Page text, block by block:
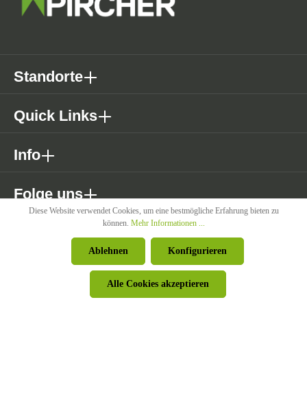
Folge uns
Standorte
Quick Links
Info
© Pircher Oberland GmbH - Powered by426 - Your Digital Upgrade
nicht anders angegeben.
Diese Website verwendet Cookies, um eine bestmögliche Erfahrung bieten zu
können. Mehr Informationen ...
Ablehnen Konfigurieren
Alle Cookies akzeptieren